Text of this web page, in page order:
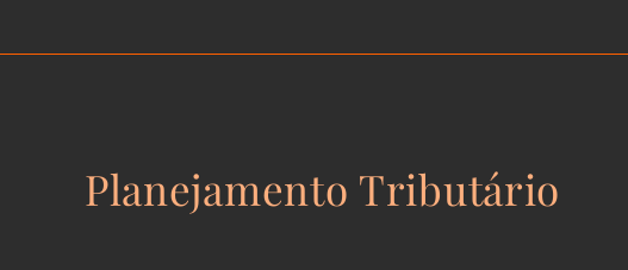
Planejamento Tributário